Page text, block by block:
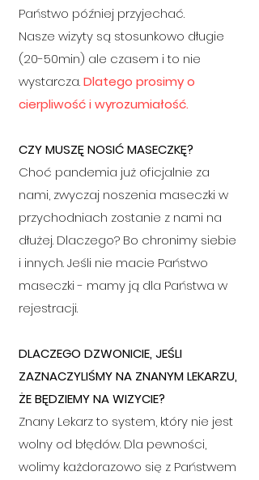
Państwo później przyjechać.
Nasze wizyty są stosunkowo długie
(20-50min) ale czasem i to nie
wystarcza.Dlatego prosimy o
cierpliwość i wyrozumiałość.
CZY MUSZĘ NOSIĆ MASECZKĘ?
Choć pandemia już oficjalnie za
nami, zwyczaj noszenia maseczki w
przychodniach zostanie z nami na
dłużej. Dlaczego? Bo chronimy siebie
i innych. Jeśli nie macie Państwo
maseczki - mamy ją dla Państwa w
rejestracji.
DLACZEGO DZWONICIE, JEŚLI
ZAZNACZYLIŚMY NA ZNANYM LEKARZU,
ŻE BĘDZIEMY NA WIZYCIE?
Znany Lekarz to system, który nie jest
wolny od błędów. Dla pewności,
wolimy każdorazowo się z Państwem